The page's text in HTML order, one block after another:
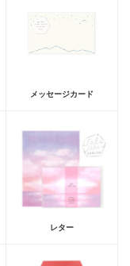
メッセージカード
レター